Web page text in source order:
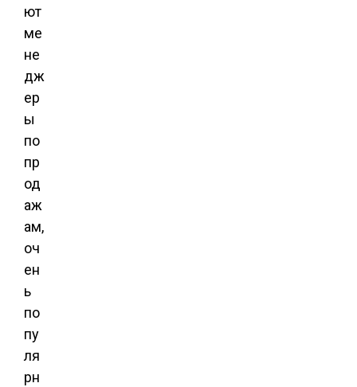
ют
ме
не
дж
ер
ы
по
пр
од
аж
ам,
оч
ен
ь
по
пу
ля
рн